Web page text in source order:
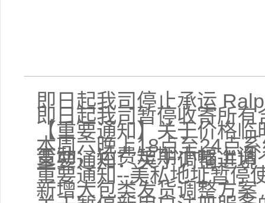
即日起我司停止承运
即日起我司暂停收寄所有
【重要通知】关于价格
变动，运费短期小幅上调
本周六晚上18点至24点
重要通知：关于调整进
重要通知--美私地址暂停
新增大包类发货调整方案